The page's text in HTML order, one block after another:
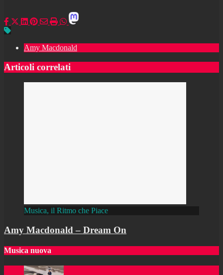
Amy Macdonald
Articoli correlati
Musica, il Ritmo che Piace
Amy Macdonald – Dream On
Musica nuova